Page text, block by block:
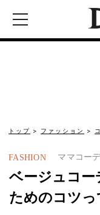
トップ ファッション
FASHION ママコーデ
ベージュコー
ためのコツっ